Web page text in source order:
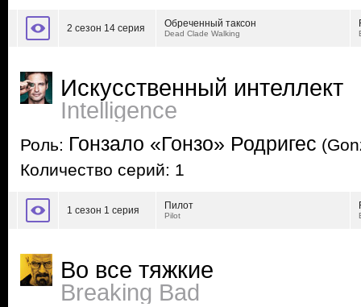
2 сезон 14 серия Обреченный таксон
Dead Clade Walking
Искусственный интеллект
Intelligence
Роль: Гонзало «Гонзо» Родригес
Количество серий: 1
1 сезон 1 серия Пилот
Pilot
Во все тяжкие
Breaking Bad